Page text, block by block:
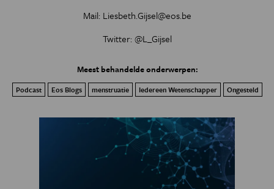
Mail: Liesbeth.Gijsel@eos.be
Twitter: @L_Gijsel
Meest behandelde onderwerpen:
Podcast Eos Blogs menstruatie Iedereen Wetenschapper Ongesteld